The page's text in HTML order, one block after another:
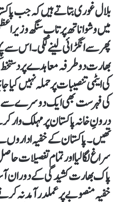
بلال غوری بتاتے ہیں کہ جب
میں وشواناتھ پرتاب سنگھ
بھارت دوطرفہ معاہدے پر
کی ایٹمی تنصیبات پر حملہ نہیں
کی فہرست بھی ایک دوسرے سے
درونِ خانہ پاکستان پر مہلک وار
تھیں۔ پاکستان کے خفیہ
پاک بھارت کشیدگی کے دوران
خفیہ منصوبے پر عملدرآمد نہ